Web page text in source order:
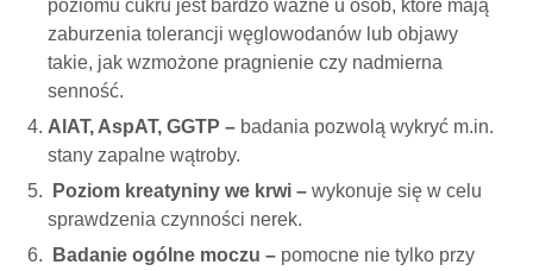
poziomu cukru jest bardzo ważne u osób, które mają
zaburzenia tolerancji węglowodanów lub objawy
takie, jak wzmożone pragnienie czy nadmierna
senność.
AlAT, AspAT, GGTP – badania pozwolą wykryć m.in.
stany zapalne wątroby.
Poziom kreatyniny we krwi –wykonuje się w celu
sprawdzenia czynności nerek.
Badanie ogólne moczu – pomocne nie tylko przy